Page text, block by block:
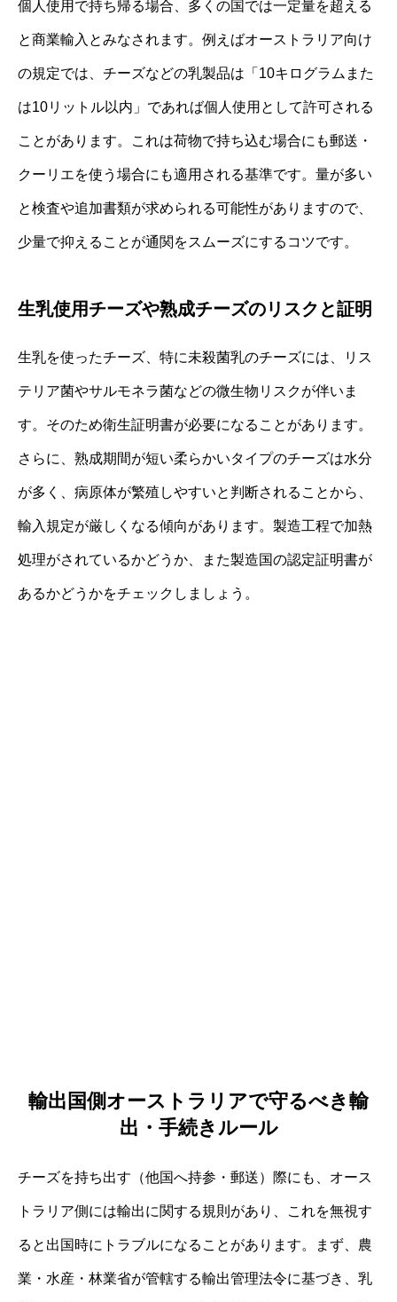
個人使用で持ち帰る場合、多くの国では一定量を超える
と商業輸入とみなされます。例えばオーストラリア向け
の規定では、チーズなどの乳製品は「10キログラムまた
は10リットル以内」であれば個人使用として許可される
ことがあります。これは荷物で持ち込む場合にも郵送・
クーリエを使う場合にも適用される基準です。量が多い
と検査や追加書類が求められる可能性がありますので、
少量で抑えることが通関をスムーズにするコツです。
生乳使用チーズや熟成チーズのリスクと証明
生乳を使ったチーズ、特に未殺菌乳のチーズには、リス
テリア菌やサルモネラ菌などの微生物リスクが伴いま
す。そのため衛生証明書が必要になることがあります。
さらに、熟成期間が短い柔らかいタイプのチーズは水分
が多く、病原体が繁殖しやすいと判断されることから、
輸入規定が厳しくなる傾向があります。製造工程で加熱
処理がされているかどうか、また製造国の認定証明書が
あるかどうかをチェックしましょう。
輸出国側オーストラリアで守るべき輸
出・手続きルール
チーズを持ち出す（他国へ持参・郵送）際にも、オース
トラリア側には輸出に関する規則があり、これを無視す
ると出国時にトラブルになることがあります。まず、農
業・水産・林業省が管轄する輸出管理法令に基づき、乳